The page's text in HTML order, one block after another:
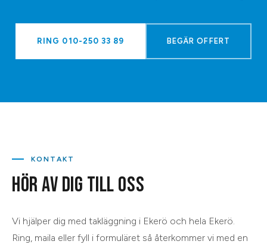
RING 010-250 33 89 BEGÄR OFFERT
KONTAKT
HÖR AV DIG TILL OSS
Vi hjälper dig med takläggning i Ekerö och hela Ekerö
Ring, maila eller fyll i formuläret så återkommer vi med en